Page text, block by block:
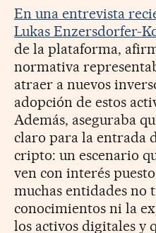
En una entrevista
Lukas Enzersdorfer-
de la plataforma,
normativa
atraer a nuevos
adopción de estos
Además, aseguraba
claro para la entrada
cripto: un escenario
ven con interés
muchas entidades no
conocimientos ni la
los activos digitales y